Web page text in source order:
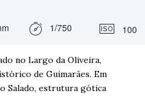
1/750 100
no Largo da Oliveira,
de Guimarães. Em
Salado, estrutura gótica